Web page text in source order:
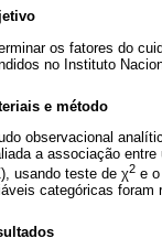
os fatores do
no Instituto
e método
observacional
a associação
usando teste de χ2 e
categóricas foram